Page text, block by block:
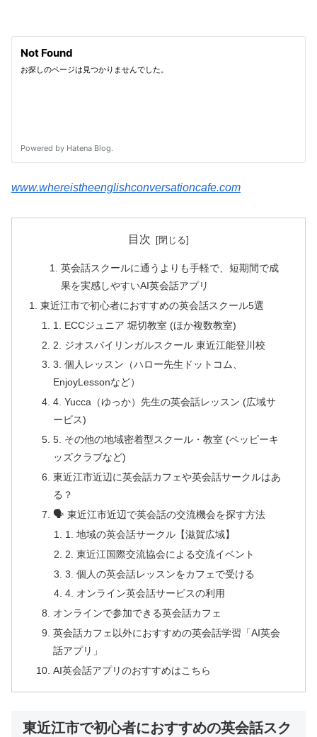
www.whereistheenglishconversationcafe.com
目次
英会話スクールに通うよりも手軽で、短期間で成
果を実感しやすいAI英会話アプリ
東近江市で初心者におすすめの英会話スクール5選
1. ECCジュニア 堀切教室 (ほか複数教室)
2. ジオスバイリンガルスクール 東近江能登川校
3. 個人レッスン（ハロー先生ドットコム、
EnjoyLessonなど）
4. Yucca（ゆっか）先生の英会話レッスン (広域サ
ービス)
5. その他の地域密着型スクール・教室 (ペッピーキ
ッズクラブなど)
東近江市近辺に英会話カフェや英会話サークルはあ
る？
🗣️ 東近江市近辺で英会話の交流機会を探す方法
1. 地域の英会話サークル【滋賀広域】
2. 東近江国際交流協会による交流イベント
3. 個人の英会話レッスンをカフェで受ける
4. オンライン英会話サービスの利用
オンラインで参加できる英会話カフェ
英会話カフェ以外におすすめの英会話学習「AI英会
話アプリ」
AI英会話アプリのおすすめはこちら
東近江市で初心者におすすめの英会話スク